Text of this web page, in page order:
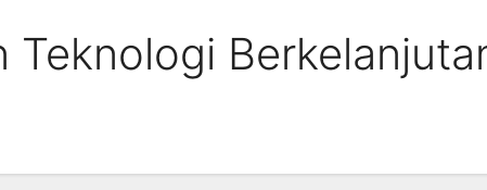
Teknologi